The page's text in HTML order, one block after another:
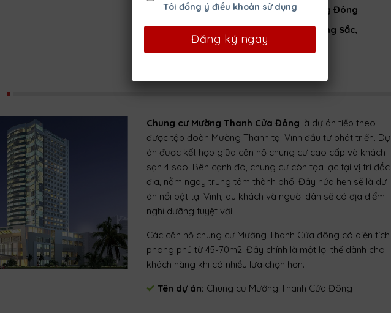
Chủ đầu tư:
Công ty CP Dầu khí Phương Đông
Số 167 đường Nguyễn Phong Sắc,
phường Hưng Dũng, TP. Vinh, Nghệ An
Chung cư Mường Thanh Cửa Đông là dự án tiếp theo
được tập đoàn Mường Thanh tại Vinh đầu tư phát triển. Dự
án được kết hợp giữa căn hộ chung cư cao cấp và khách
sạn 4 sao. Bên cạnh đó, chung cư còn tọa lạc tại vị trí đắc
địa, nằm ngay trung tâm thành phố. Đây hứa hẹn sẽ là dự
án nổi bật tại Vinh, du khách và người dân sẽ có địa điểm
nghỉ dưỡng tuyệt vời.
Các căn hộ chung cư Mường Thanh Cửa đông có diện tích
phong phú từ 45-70m2. Đây chính là một lợi thế dành cho
khách hàng khi có nhiều lựa chọn hơn.
Tên dự án: Chung cư Mường Thanh Cửa Đông
Tôi đồng ý điều khoản sử dụng